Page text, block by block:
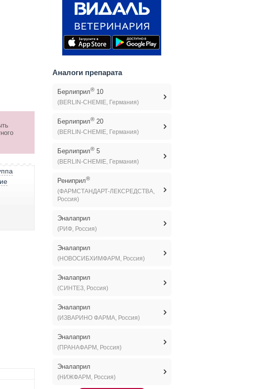
Аналоги препарата
Берлиприл®10
(BERLIN-CHEMIE, Германия)
Берлиприл®20
(BERLIN-CHEMIE, Германия)
Берлиприл®5
(BERLIN-CHEMIE, Германия)
Рениприл®
(ФАРМСТАНДАРТ-ЛЕКСРЕДСТВА,
Россия)
Эналаприл
(РИФ, Россия)
Эналаприл
(НОВОСИБХИМФАРМ, Россия)
Эналаприл
(СИНТЕЗ, Россия)
Эналаприл
(ИЗВАРИНО ФАРМА, Россия)
Эналаприл
(ПРАНАФАРМ, Россия)
Эналаприл
(НИЖФАРМ, Россия)